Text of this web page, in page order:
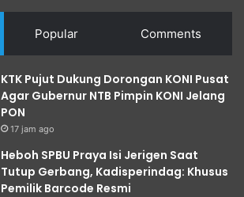
Popular Comments
KTK Pujut Dukung Dorongan KONI Pusat
Agar Gubernur NTB Pimpin KONI Jelang
PON
17 jam ago
Heboh SPBU Praya Isi Jerigen Saat
Tutup Gerbang, Kadisperindag: Khusus
Pemilik Barcode Resmi